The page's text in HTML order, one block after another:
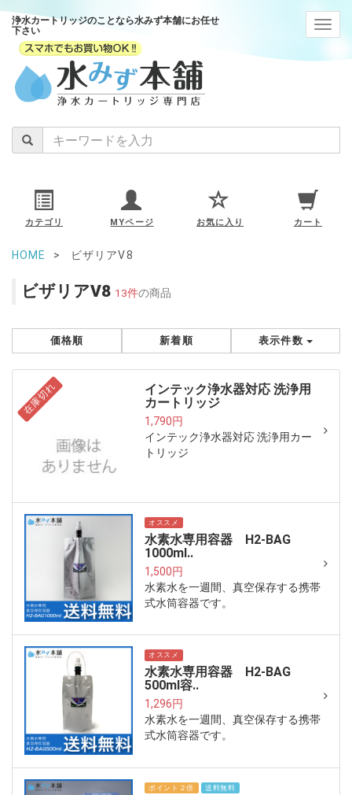
浄水カートリッジのことなら水みず本舗にお任せ
下さい
カテゴリ MYページ お気に入り カート
HOME ビザリアV8
ビザリアV8 13件の商品
価格順 新着順 表示件数
在庫切れ
インテック浄水器対応 洗浄用
カートリッジ
1,790円
インテック浄水器対応 洗浄用カー
トリッジ
オススメ
水素水専用容器 H2-BAG
1000ml..
1,500円
水素水を一週間、真空保存する携帯
式水筒容器です。
オススメ
水素水専用容器 H2-BAG
500ml容..
1,296円
水素水を一週間、真空保存する携帯
式水筒容器です。
ポイント２倍 送料無料